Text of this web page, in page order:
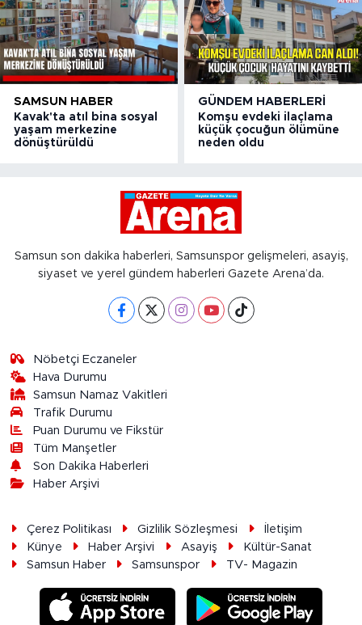
SAMSUN HABER
Kavak'ta atıl bina sosyal
yaşam merkezine
dönüştürüldü
GÜNDEM HABERLERI
Komşu evdeki ilaçlama
küçük çocuğun ölümüne
neden oldu
Samsun son dakika haberleri, Samsunspor gelişmeleri, asayiş,
siyaset ve yerel gündem haberleri Gazete Arena’da.
Nöbetçi Eczaneler
Hava Durumu
Samsun Namaz Vakitleri
Trafik Durumu
Puan Durumu ve Fikstür
Tüm Manşetler
Son Dakika Haberleri
Haber Arşivi
Çerez Politikası Gizlilik Sözleşmesi
İletişim
Künye
Haber Arşivi Asayiş
Kültür-Sanat
Samsun Haber
Samsunspor TV- Magazin